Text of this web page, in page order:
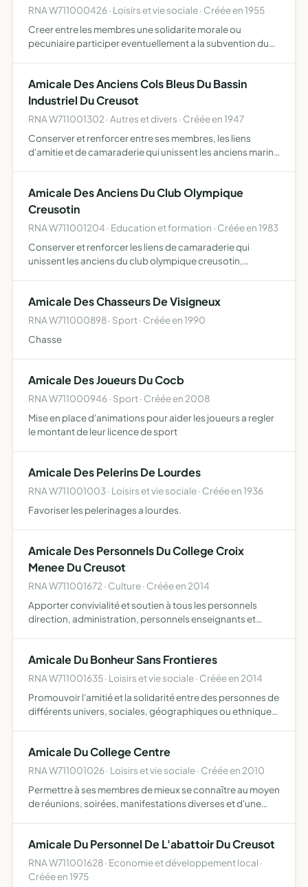
RNA W711000426 · Loisirs et vie sociale · Créée en 1955
Creer entre les membres une solidarite morale ou
pecuniaire participer eventuellement a la subvention dun
Amicale Des Anciens Cols Bleus Du Bassin
Industriel Du Creusot
RNA W711001302 · Autres et divers · Créée en 1947
Conserver et renforcer entre ses membres, les liens
d'amitie et de camaraderie qui unissent les anciens marins
Amicale Des Anciens Du Club Olympique
Creusotin
RNA W711001204 · Education et formation · Créée en 1983
Conserver et renforcer les liens de camaraderie qui
unissent les anciens du club olympique creusotin,
generale juger…
Amicale Des Chasseurs De Visigneux
RNA W711000898 · Sport · Créée en 1990
Chasse
Amicale Des Joueurs Du Cocb
RNA W711000946 · Sport · Créée en 2008
Mise en place d'animations pour aider les joueurs a regler
le montant de leur licence de sport
Amicale Des Pelerins De Lourdes
RNA W711001003 · Loisirs et vie sociale · Créée en 1936
Favoriser les pelerinages a lourdes.
Amicale Des Personnels Du College Croix
Menee Du Creusot
RNA W711001672 · Culture · Créée en 2014
Apporter convivialité et soutien à tous les personnels
direction, administration, personnels enseignants et
Amicale Du Bonheur Sans Frontieres
RNA W711001635 · Loisirs et vie sociale · Créée en 2014
Promouvoir l'amitié et la solidarité entre des personnes de
différents univers, sociales, géographiques ou ethniques
Amicale Du College Centre
RNA W711001026 · Loisirs et vie sociale · Créée en 2010
Permettre à ses membres de mieux se connaître au moyen
de réunions, soirées, manifestations diverses et d'une
mêm…
Amicale Du Personnel De L'abattoir Du Creusot
RNA W711001628 · Economie et développement local ·
Créée en 1975